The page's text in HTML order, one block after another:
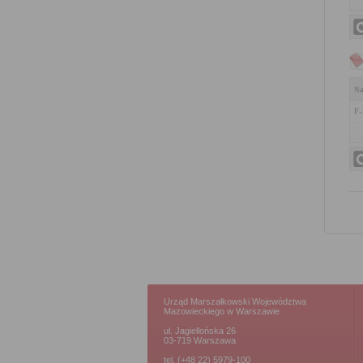
Urząd Marszałkowski Województwa
Mazowieckiego w Warszawie
ul. Jagiellońska 26
03-719 Warszawa
tel. (+48 22) 5979-100